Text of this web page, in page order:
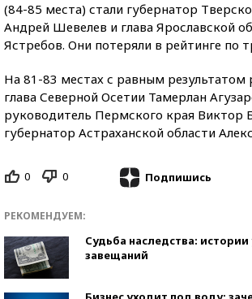
(84-85 места) стали губернатор
Андрей Шевелев и глава Ярославской
Ястребов. Они потеряли в рейтинге по
На 81-83 местах с равным результатом
глава Северной Осетии Тамерлан
руководитель Пермского края Виктор
губернатор Астраханской области
0 0 Подпишись
РЕКОМЕНДУЕМ:
Судьба наследства:
завещаний